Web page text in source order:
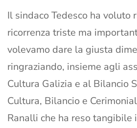
Il sindaco Tedesco ha voluto
ricorrenza triste ma
volevamo dare la giusta
ringraziando, insieme agli
Cultura Galizia e al Bilancio
Cultura, Bilancio e
Ranalli che ha reso tangibile